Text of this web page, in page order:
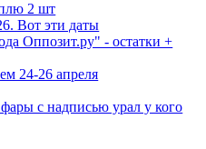
2 шт
Вот эти даты
Оппозит.ру" - остатки +
24-26 апреля
с надписью урал у кого